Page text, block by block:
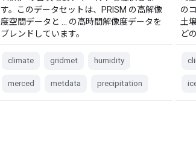
す。このデータセットは、PRISM の高解像
度空間データと … の高時間解像度データを
ブレンドしています。
climate gridmet humidity
merced metdata precipitation
の
土
ど